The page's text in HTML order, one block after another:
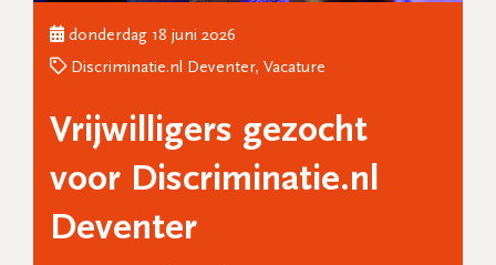
donderdag 18 juni 2026
Discriminatie.nl Deventer, Vacature
Vrijwilligers gezocht
voor Discriminatie.nl
Deventer